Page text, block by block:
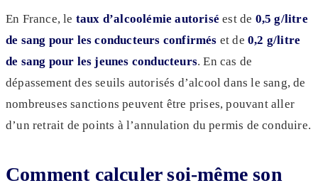
En France, le taux d’alcoolémie autorisé est de 0,5 g/litre
de sang pour les conducteurs confirmés et de0,2 g/litre
de sang pour les jeunes conducteurs. En cas de
dépassement des seuils autorisés d’alcool dans le sang, de
nombreuses sanctions peuvent être prises, pouvant aller
d’un retrait de points à l’annulation du permis de conduire.
Comment calculer soi-même son